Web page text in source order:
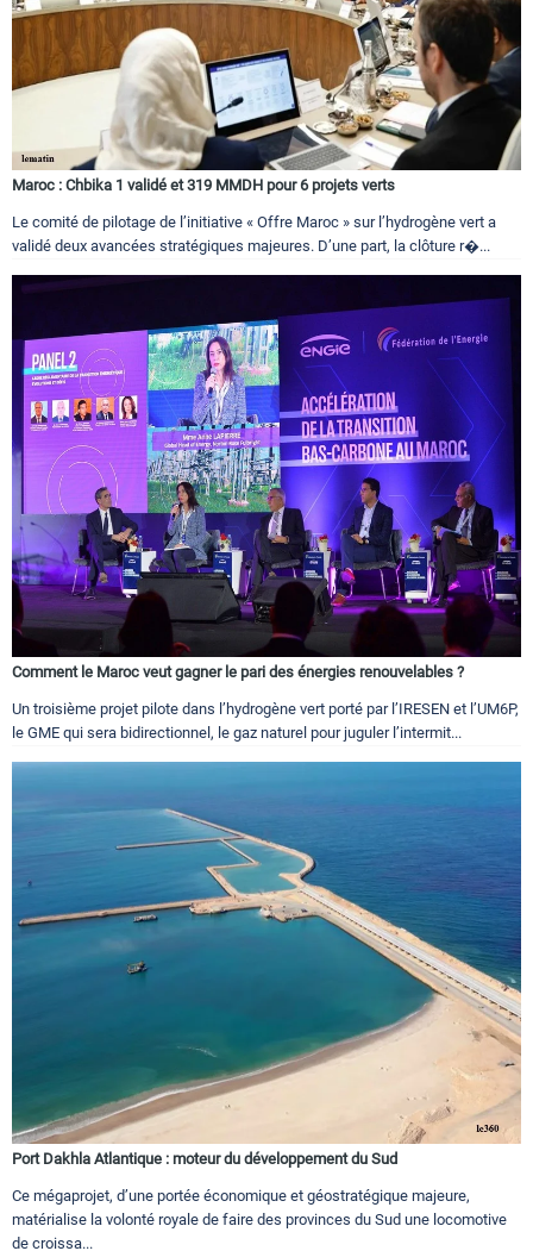
Maroc : Chbika 1 validé et 319 MMDH pour 6 projets verts
Le comité de pilotage de l’initiative « Offre Maroc » sur l’hydrogène vert a
validé deux avancées stratégiques majeures. D’une part, la clôture r�...
Comment le Maroc veut gagner le pari des énergies renouvelables ?
Un troisième projet pilote dans l’hydrogène vert porté par l’IRESEN et l’UM6P,
le GME qui sera bidirectionnel, le gaz naturel pour juguler l’intermit...
Port Dakhla Atlantique : moteur du développement du Sud
Ce mégaprojet, d’une portée économique et géostratégique majeure,
matérialise la volonté royale de faire des provinces du Sud une locomotive
de croissa...